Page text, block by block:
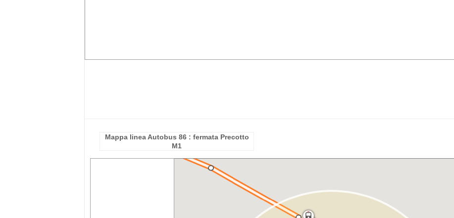
Mappa linea Autobus 86 : fermata Precotto
M1